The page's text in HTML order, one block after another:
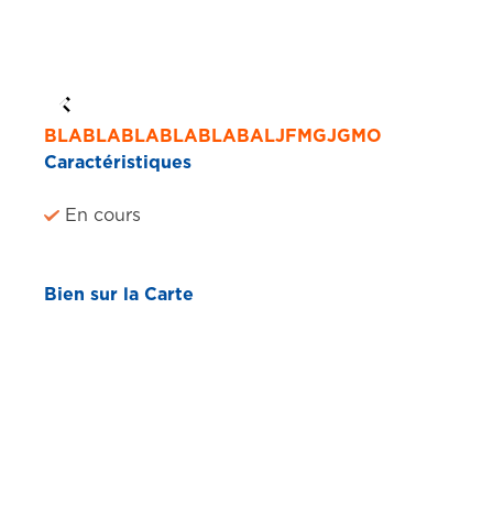
BLABLABLABLABLABALJFMGJGMO
Caractéristiques
En cours
Bien sur la Carte